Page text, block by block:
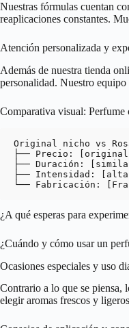
Nuestras fórmulas cuentan
reaplicaciones constantes.
Atención personalizada y
Además de nuestra tienda
personalidad. Nuestro
Comparativa visual:
Original nicho vs
├── Precio: [original
├── Duración:
├── Intensidad: [alta
¿A qué esperas para
¿Cuándo y cómo usar un
Ocasiones especiales y uso
Contrario a lo que se piensa,
elegir aromas frescos y